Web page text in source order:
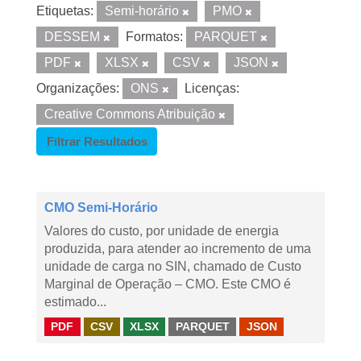
Etiquetas: Semi-horário
PMO
DESSEM
Formatos:
PARQUET
PDF
XLSX CSV
JSON
Organizações:
ONS
Licenças:
Creative Commons Atribuição
Filtrar Resultados
CMO Semi-Horário
Valores do custo, por unidade de energia
produzida, para atender ao incremento de uma
unidade de carga no SIN, chamado de Custo
Marginal de Operação – CMO. Este CMO é
estimado...
PDF CSV XLSX PARQUET JSON